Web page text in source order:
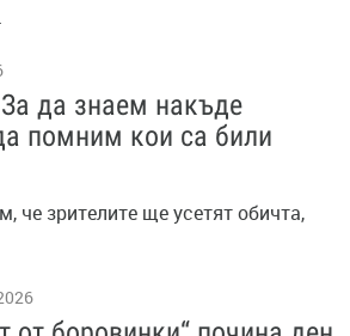
да знаем накъде
помним кои са били
че зрителите ще усетят обичта,